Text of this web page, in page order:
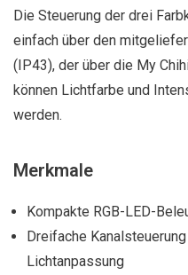
Die Steuerung der drei
einfach über den
(IP43), der über die My
können Lichtfarbe und
werden.
Merkmale
Kompakte RGB-LED-
Dreifache
Lichtanpassung